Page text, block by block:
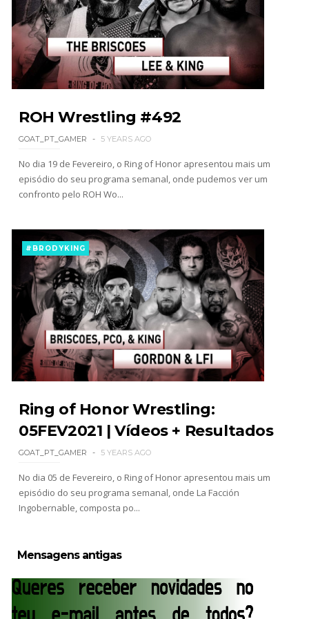
SCSA867-Aug 07 2026
AEW: Samoa Joe faz tease de regresso no All In
SCSA867-Aug 07 2026
WWE: Possível adversário de Roman Reigns no
México revelado
SCSA867- Aug 07 2026
Agente livre de peso: Kairi Sane revela inúmeras
propostas após saída da WWE e pondera o
próximo passo
SCSA867-Aug 07 2026
WWE: Regresso de Stephanie Vaquer foi adiado
por várias semanas
SCSA867-Aug 06 2026
ESTAGNAÇÃO NO MAIN EVENT? Triple H
responde a críticas e deixa aviso claro aos
lutadores da WWE
Unknown - Aug 06 2026
critica promo de Big Cass e sugere utilização de
frases icónicas
Unknown-Aug 06 2026
ROH Wrestling #492
GOAT_PT_GAMER 5 YEARS AGO
No dia 19 de Fevereiro, o Ring of Honor apresentou mais um
episódio do seu programa semanal, onde pudemos ver um
confronto pelo ROH Wo...
#BRODYKING
Ring of Honor Wrestling:
05FEV2021 | Vídeos + Resultados
GOAT_PT_GAMER 5 YEARS AGO
No dia 05 de Fevereiro, o Ring of Honor apresentou mais um
episódio do seu programa semanal, onde La Facción
Ingobernable, composta po...
Mensagens antigas